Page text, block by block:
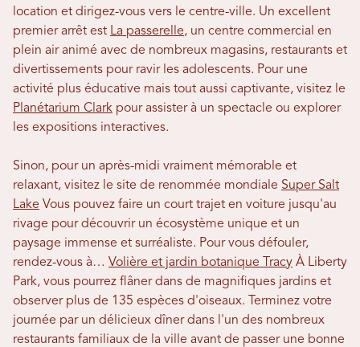
location et dirigez-vous vers le centre-ville. Un excellent
premier arrêt est La passerelle, un centre commercial en
plein air animé avec de nombreux magasins, restaurants et
divertissements pour ravir les adolescents. Pour une
activité plus éducative mais tout aussi captivante, visitez le
Planétarium Clark pour assister à un spectacle ou explorer
les expositions interactives.
Sinon, pour un après-midi vraiment mémorable et
relaxant, visitez le site de renommée mondiale Super Salt
Lake Vous pouvez faire un court trajet en voiture jusqu'au
rivage pour découvrir un écosystème unique et un
paysage immense et surréaliste. Pour vous défouler,
rendez-vous à… Volière et jardin botanique Tracy À Liberty
Park, vous pourrez flâner dans de magnifiques jardins et
observer plus de 135 espèces d'oiseaux. Terminez votre
journée par un délicieux dîner dans l'un des nombreux
restaurants familiaux de la ville avant de passer une bonne